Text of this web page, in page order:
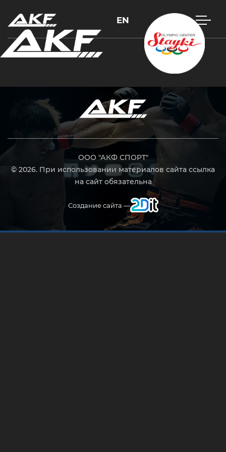
EN
ООО "АКФ СПОРТ"
© 2026. При использовании материалов сайта ссылка
на сайт обязательна
Создание сайта —
Нажмите Enter для поиска или Esc, чтобы закрыть